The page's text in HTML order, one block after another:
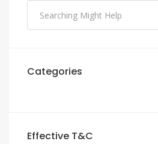
Categories
Effective T&C